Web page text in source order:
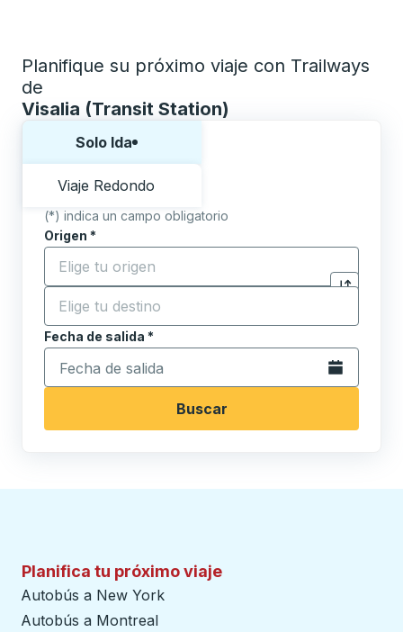
Planifique su próximo viaje con Trailways
de
Visalia (Transit Station)
Solo Ida
Viaje Redondo
(*) indica un campo obligatorio
Origen *
Comience a escribir la ciudad de origen para abrir
Haga clic
Destino *
Comience a escribir la ciudad de destino para abrir
Fecha de salida *
Escriba la fecha en formato de fecha Barra diagonal
Abra el
Buscar
Planifica tu próximo viaje
Autobús a New York
Autobús a Montreal